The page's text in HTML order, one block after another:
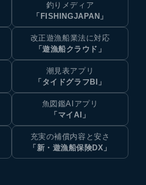
釣りメディア
「FISHINGJAPAN」
改正遊漁船業法に対応
「遊漁船クラウド」
潮見表アプリ
「タイドグラフBI」
魚図鑑AIアプリ
「マイAI」
充実の補償内容と安さ
「新・遊漁船保険DX」